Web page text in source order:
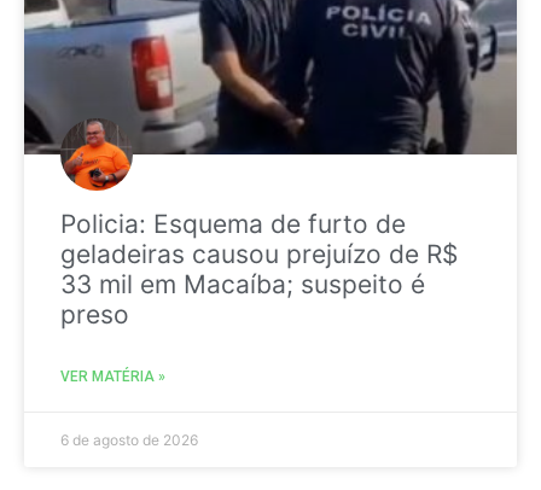
Policia: Esquema de furto de
geladeiras causou prejuízo de R$
33 mil em Macaíba; suspeito é
preso
VER MATÉRIA »
6 de agosto de 2026